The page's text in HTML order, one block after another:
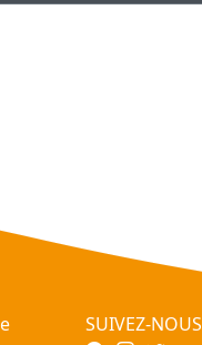
SUIVEZ-NOUS